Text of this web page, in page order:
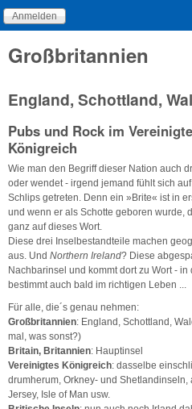
Großbritannien
England, Schottland,
Pubs und Rock im
Königreich
Wie man den Begriff dieser Nation auch
oder wendet - irgend jemand fühlt sich
Schlips getreten. Denn ein »Brite« ist in
und wenn er als Schotte geboren wurde,
ganz auf dieses Wort.
Diese drei Inselbestandteile machen
aus. Und Northern Ireland? Diese
Nachbarinsel und kommt dort zu Wort -
bestimmt auch bald im richtigen Leben ...
Für alle, die´s genau nehmen:
Großbritannien: England, Schottland,
mal, was sonst?)
Britain, Britannien: Hauptinsel
Vereinigtes Königreich: dasselbe
drumherum, Orkney- und
Jersey, Isle of Man usw.